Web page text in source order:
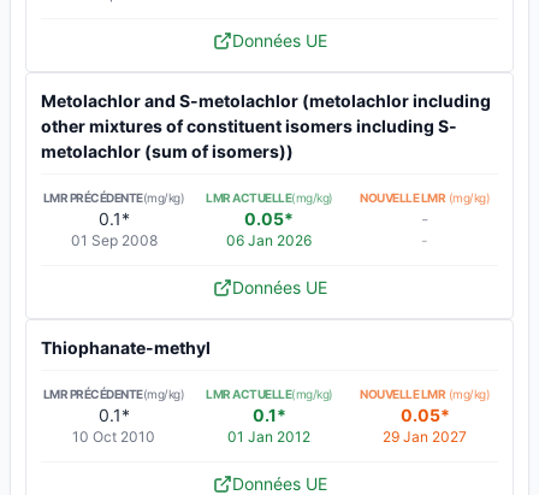
Données UE
Metolachlor and S-metolachlor (metolachlor including
other mixtures of constituent isomers including S-
metolachlor (sum of isomers))
LMR PRÉCÉDENTE(mg/kg)
0.1*
01 Sep 2008
LMR ACTUELLE(mg/kg)
0.05*
06 Jan 2026
NOUVELLE LMR (mg/kg)
-
-
Données UE
Thiophanate-methyl
LMR PRÉCÉDENTE(mg/kg)
0.1*
10 Oct 2010
LMR ACTUELLE(mg/kg)
0.1*
01 Jan 2012
NOUVELLE LMR (mg/kg)
0.05*
29 Jan 2027
Données UE